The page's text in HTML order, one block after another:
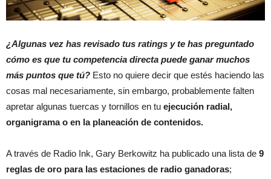
¿Algunas vez has revisado tus ratings y te has preguntado
cómo es que tu competencia directa puede ganar muchos
más puntos que tú? Esto no quiere decir que estés haciendo las
cosas mal necesariamente, sin embargo, probablemente falten
apretar algunas tuercas y tornillos en tu ejecución radial,
organigrama o en la planeación de contenidos.
A través de Radio Ink, Gary Berkowitz ha publicado una lista de 9
reglas de oro para las estaciones de radio ganadoras;